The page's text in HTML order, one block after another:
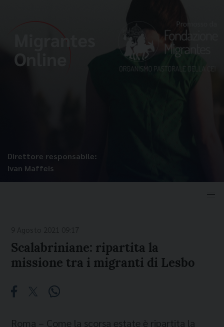
Direttore responsabile:
Ivan Maffeis
Scalabriniane: ripartita la
missione tra i migranti di Lesbo
Roma – Come la scorsa estate è ripartita la